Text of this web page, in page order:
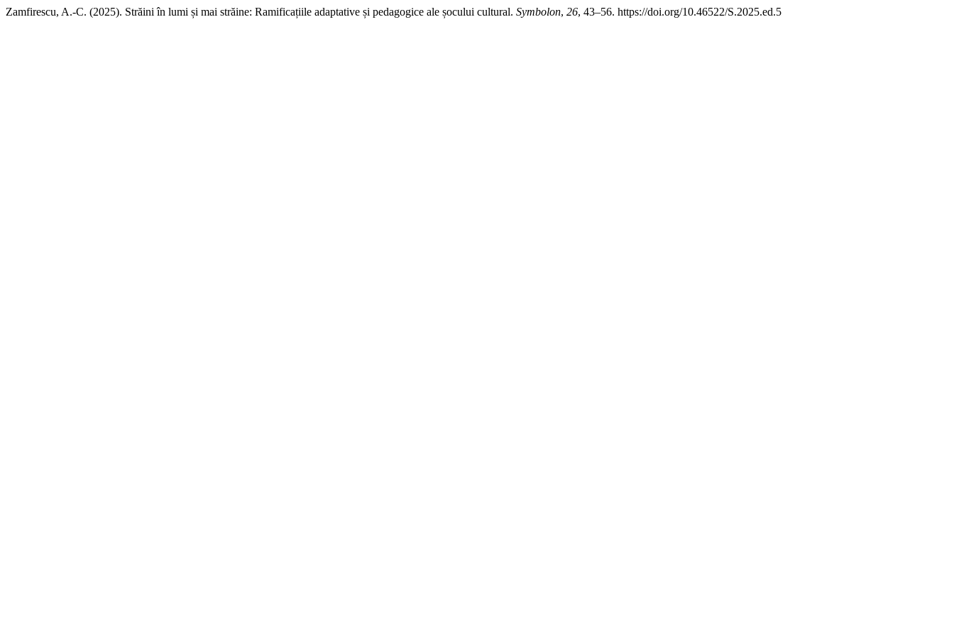
Zamfirescu, A.-C. (2025). Străini în lumi și mai străine: Ramificațiile adaptative și pedagogice ale șocului cultural. Symbolon, 26, 43–56. https://doi.org/10.46522/S.2025.ed.5